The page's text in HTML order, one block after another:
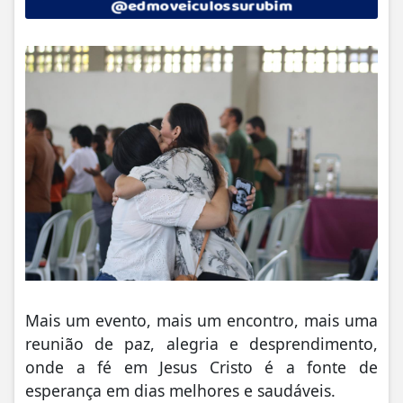
Mais um evento, mais um encontro, mais uma
reunião de paz, alegria e desprendimento,
onde a fé em Jesus Cristo é a fonte de
esperança em dias melhores e saudáveis.